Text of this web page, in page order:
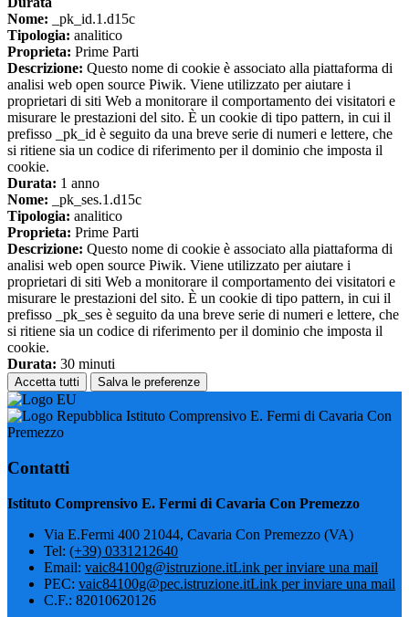
Nome: _pk_id.1.d15c
Tipologia: analitico
Proprieta: Prime Parti
Descrizione: Questo nome di cookie è associato alla piattaforma di
analisi web open source Piwik. Viene utilizzato per aiutare i
proprietari di siti Web a monitorare il comportamento dei visitatori e
misurare le prestazioni del sito. È un cookie di tipo pattern, in cui il
prefisso _pk_id è seguito da una breve serie di numeri e lettere, che
si ritiene sia un codice di riferimento per il dominio che imposta il
cookie.
Durata: 1 anno
Nome: _pk_ses.1.d15c
Tipologia: analitico
Proprieta: Prime Parti
Descrizione: Questo nome di cookie è associato alla piattaforma di
analisi web open source Piwik. Viene utilizzato per aiutare i
proprietari di siti Web a monitorare il comportamento dei visitatori e
misurare le prestazioni del sito. È un cookie di tipo pattern, in cui il
prefisso _pk_ses è seguito da una breve serie di numeri e lettere, che
si ritiene sia un codice di riferimento per il dominio che imposta il
cookie.
Durata: 30 minuti
Accetta tutti Salva le preferenze
Istituto Comprensivo E. Fermi di Cavaria Con
Premezzo
Contatti
Istituto Comprensivo E. Fermi di Cavaria Con Premezzo
Via E.Fermi 400 21044, Cavaria Con Premezzo (VA)
Tel: (+39) 0331212640
Email: vaic84100g@istruzione.itLink per inviare una mail
PEC: vaic84100g@pec.istruzione.itLink per inviare una mail
C.F.: 82010620126